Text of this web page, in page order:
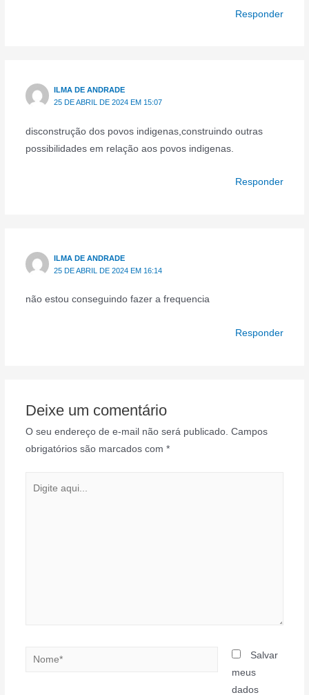
Responder
ILMA DE ANDRADE
25 DE ABRIL DE 2024 EM 15:07
disconstrução dos povos indigenas,construindo outras
possibilidades em relação aos povos indigenas.
Responder
ILMA DE ANDRADE
25 DE ABRIL DE 2024 EM 16:14
não estou conseguindo fazer a frequencia
Responder
Deixe um comentário
O seu endereço de e-mail não será publicado. Campos
obrigatórios são marcados com *
Nome*
Salvar
meus
dados